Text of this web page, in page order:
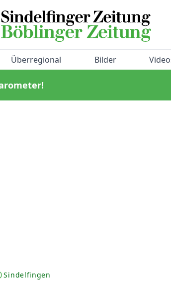
Überregional Bilder
Sindelfingen